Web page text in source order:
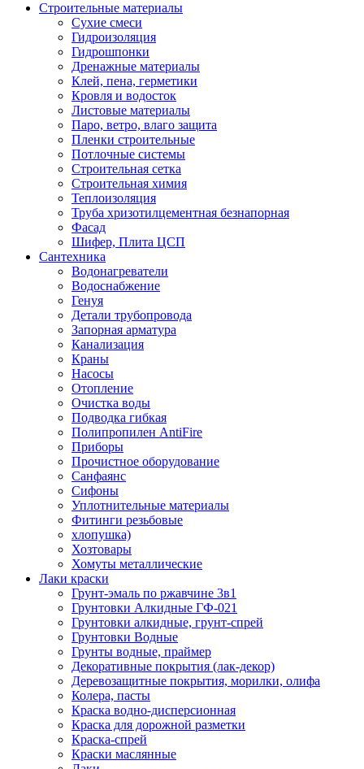
Строительные материалы
Сухие смеси
Гидроизоляция
Гидрошпонки
Дренажные материалы
Клей, пена, герметики
Кровля и водосток
Листовые материалы
Паро, ветро, влаго защита
Пленки строительные
Потлочные системы
Строительная сетка
Строительная химия
Теплоизоляция
Труба хризотилцементная безнапорная
Фасад
Шифер, Плита ЦСП
Сантехника
Водонагреватели
Водоснабжение
Генуя
Детали трубопровода
Запорная арматура
Канализация
Краны
Насосы
Отопление
Очистка воды
Подводка гибкая
Полипропилен AntiFire
Приборы
Прочистное оборудование
Санфаянс
Сифоны
Уплотнительные материалы
Фитинги резьбовые
хлопушка)
Хозтовары
Хомуты металлические
Лаки краски
Грунт-эмаль по ржавчине 3в1
Грунтовки Алкидные ГФ-021
Грунтовки алкидные, грунт-спрей
Грунтовки Водные
Грунты водные, праймер
Декоративные покрытия (лак-декор)
Деревозащитные покрытия, морилки, олифа
Колера, пасты
Краска водно-дисперсионная
Краска для дорожной разметки
Краска-спрей
Краски маслянные